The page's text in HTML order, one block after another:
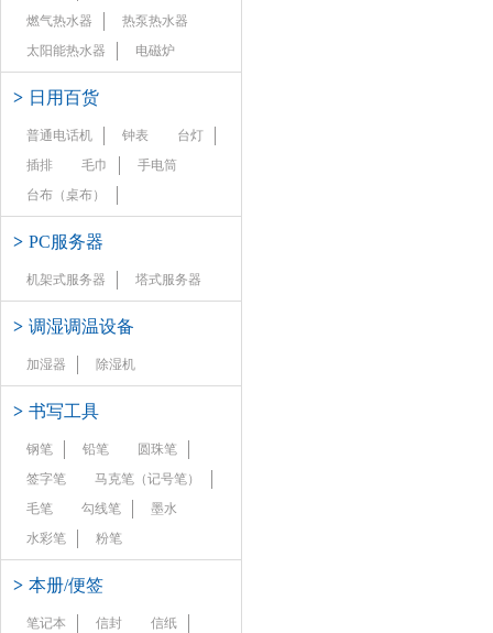
燃气热水器
热泵热水器
太阳能热水器
电磁炉
> 日用百货
普通电话机 钟表
台灯
插排
毛巾
手电筒
台布（桌布）
> PC服务器
机架式服务器 塔式服务器
> 调湿调温设备
加湿器 除湿机
> 书写工具
钢笔 铅笔
圆珠笔
签字笔
马克笔（记号笔）
毛笔
勾线笔
墨水
水彩笔
粉笔
> 本册/便签
笔记本 信封
信纸